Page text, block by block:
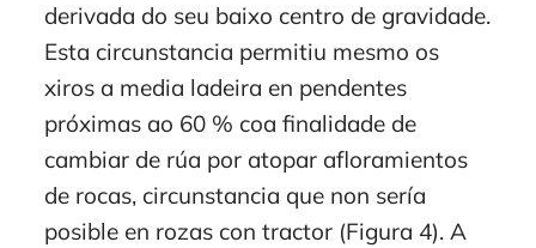
derivada do seu baixo centro de gravidade.
Esta circunstancia permitiu mesmo os
xiros a media ladeira en pendentes
próximas ao 60 % coa finalidade de
cambiar de rúa por atopar afloramientos
de rocas, circunstancia que non sería
posible en rozas con tractor (Figura 4). A